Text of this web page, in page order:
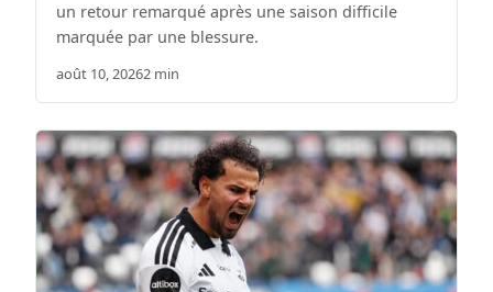
un retour remarqué après une saison difficile
marquée par une blessure.
août 10, 20262 min